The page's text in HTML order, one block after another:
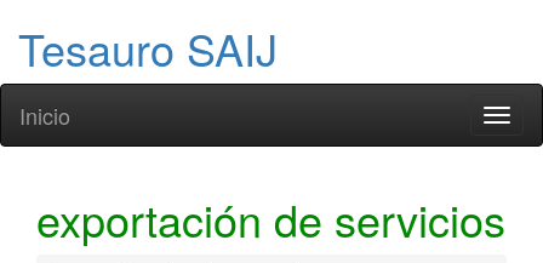
Tesauro SAIJ
Inicio
exportación de servicios